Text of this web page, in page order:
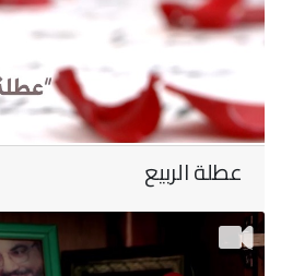
عطلة الربيع